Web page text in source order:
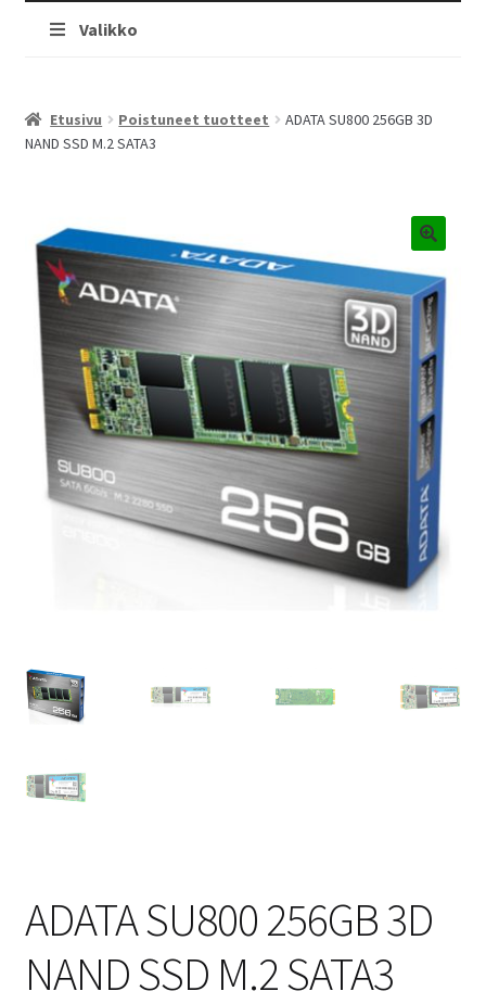
Valikko
Etusivu Poistuneet tuotteet
ADATA SU800 256GB 3D
NAND SSD M.2 SATA3
ADATA SU800 256GB 3D
NAND SSD M.2 SATA3